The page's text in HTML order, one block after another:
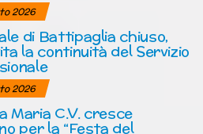
2026
di Battipaglia chiuso,
la continuità del Servizio
2026
Maria C.V. cresce
per la “Festa del